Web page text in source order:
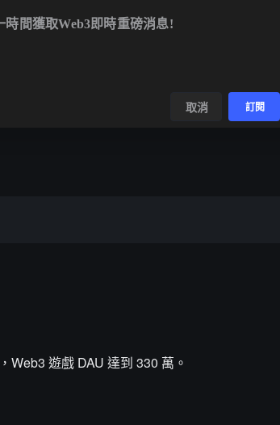
Web3 遊戲 DAU 達到 330 萬。
時間獲取Web3即時重磅消息!
取消 訂閱